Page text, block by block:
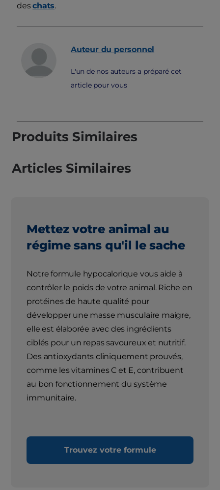
deschats.
Auteur du personnel
L'un de nos auteurs a préparé cet
article pour vous
Produits Similaires
Articles Similaires
Mettez votre animal au
régime sans qu'il le sache
Notre formule hypocalorique vous aide à
contrôler le poids de votre animal. Riche en
protéines de haute qualité pour
développer une masse musculaire maigre,
elle est élaborée avec des ingrédients
ciblés pour un repas savoureux et nutritif.
Des antioxydants cliniquement prouvés,
comme les vitamines C et E, contribuent
au bon fonctionnement du système
immunitaire.
Trouvez votre formule